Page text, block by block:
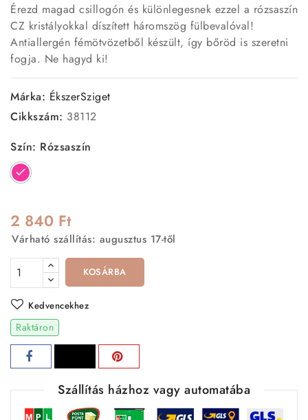
Érezd magad csillogón és különlegesnek ezzel a rózsaszín
CZ kristályokkal díszített háromszög fülbevalóval!
Antiallergén fémötvözetből készült, így bőröd is szeretni
fogja. Ne hagyd ki!
Márka: ÉkszerSziget
Cikkszám: 38112
Szín: Rózsaszín
Rózsaszín
2 840 Ft
Várható szállítás: augusztus 17-től
KOSÁRBA
Kedvencekhez
Raktáron
Szállítás házhoz vagy automatába